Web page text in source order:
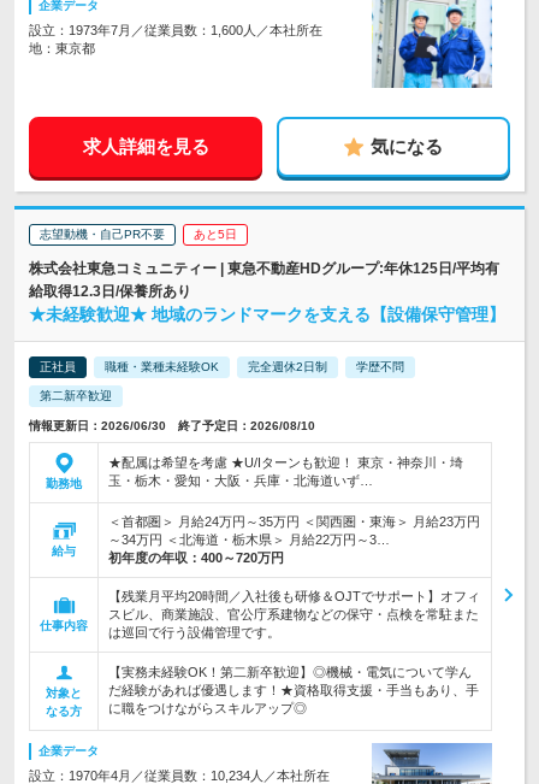
企業データ
設立：1973年7月／従業員数：1,600人／本社所在
地：東京都
求人詳細を見る 気になる
志望動機・自己PR不要 あと5日
株式会社東急コミュニティー | 東急不動産HDグループ:年休125日/平均有
給取得12.3日/保養所あり
★未経験歓迎★ 地域のランドマークを支える【設備保守管理】
正社員 職種・業種未経験OK 完全週休2日制 学歴不問
第二新卒歓迎
情報更新日：2026/06/30 終了予定日：2026/08/10
勤務地
★配属は希望を考慮 ★U/Iターンも歓迎！ 東京・神奈川・埼
玉・栃木・愛知・大阪・兵庫・北海道いず…
給与
＜首都圏＞ 月給24万円～35万円 ＜関西圏・東海＞ 月給23万円
～34万円 ＜北海道・栃木県＞ 月給22万円～3…
初年度の年収： 400～720万円
仕事内容
【残業月平均20時間／入社後も研修＆OJTでサポート】オフィ
スビル、商業施設、官公庁系建物などの保守・点検を常駐また
は巡回で行う設備管理です。
対象と
なる方
【実務未経験OK！第二新卒歓迎】◎機械・電気について学ん
だ経験があれば優遇します！★資格取得支援・手当もあり、手
に職をつけながらスキルアップ◎
企業データ
設立：1970年4月／従業員数：10,234人／本社所在